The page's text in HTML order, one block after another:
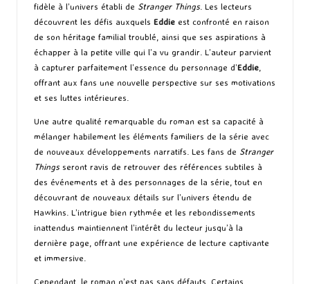
fidèle à l’univers établi de Stranger Things. Les lecteurs
découvrent les défis auxquels Eddie est confronté en raison
de son héritage familial troublé, ainsi que ses aspirations à
échapper à la petite ville qui l’a vu grandir. L’auteur parvient
à capturer parfaitement l’essence du personnage d’Eddie,
offrant aux fans une nouvelle perspective sur ses motivations
et ses luttes intérieures.
Une autre qualité remarquable du roman est sa capacité à
mélanger habilement les éléments familiers de la série avec
de nouveaux développements narratifs. Les fans de Stranger
Thingsseront ravis de retrouver des références subtiles à
des événements et à des personnages de la série, tout en
découvrant de nouveaux détails sur l’univers étendu de
Hawkins. L’intrigue bien rythmée et les rebondissements
inattendus maintiennent l’intérêt du lecteur jusqu’à la
dernière page, offrant une expérience de lecture captivante
et immersive.
Cependant, le roman n’est pas sans défauts. Certains